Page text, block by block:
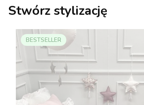
Stwórz stylizację
BESTSELLER